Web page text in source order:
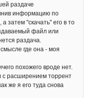
раздаче
информацию по
затем "скачать" его в то
файл или
раздача.
где она - моя
похожего вроде нет.
расширением торрент
же я его туда снова